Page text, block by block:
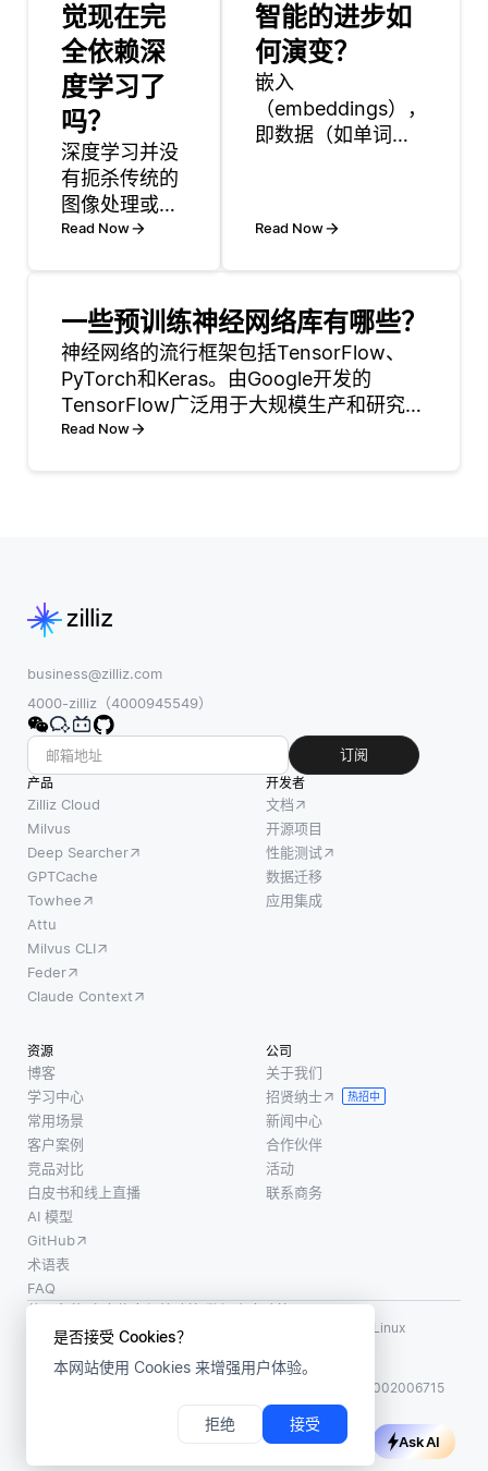
是否接受 Cookies？
本网站使用 Cookies 来增强用户体验。
拒绝 接受
觉现在完
全依赖深
度学习了
吗？
深度学习并没
有扼杀传统的
图像处理或经
典的计算机视
它们，并在许
多情况下补充
了它们。深度
学习擅长于对
象检测，语义
分割和图像分
术，例如边缘
均衡
Read Now
智能的进步如
何演变？
嵌入
（embeddings），
即数据（如单词、
而获得了显著增
强。传统上，嵌入
Word2Vec或GloVe
等简单模型生成，
用于文本数据。这
些方法将每个单词
Read Now
一些预训练神经网络库有哪些？
神经网络的流行框架包括TensorFlow、
PyTorch和Keras。由Google开发的
TensorFlow广泛用于大规模生产和研究。
PyTorch，在学术界的首选，提供了一个
Read Now
business@zilliz.com
4000-zilliz（4000945549）
订阅
产品
Zilliz Cloud
Milvus
Deep Searcher
GPTCache
Towhee
Attu
Milvus CLI
Feder
Claude Context
开发者
文档
开源项目
性能测试
数据迁移
应用集成
资源
博客
学习中心
常用场景
客户案例
竞品对比
白皮书和线上直播
AI 模型
GitHub
术语表
FAQ
公司
关于我们
招贤纳士
热招中
新闻中心
合作伙伴
活动
联系商务
使用条款·个人信息保护政策·数据安全政策
LF AI、LF AI & Data、Milvus，以及相关的开源项目名称为 Linux
Foundation 所有商标
版权所有 ©2026 上海赜睿信息科技有限公司保留所有权利
沪公网安备31011002006715
Ask AI